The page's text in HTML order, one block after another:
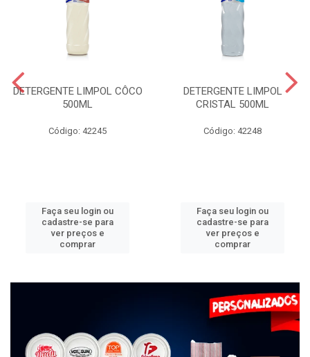
DETERGENTE LIMPOL CÔCO
500ML
Código: 42245
Faça seu login ou
cadastre-se para
ver preços e
comprar
DETERGENTE LIMPOL
CRISTAL 500ML
Código: 42248
Faça seu login ou
cadastre-se para
ver preços e
comprar